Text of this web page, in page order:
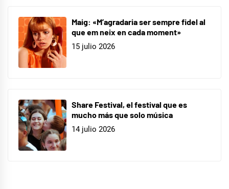
Maig: «M’agradaria ser sempre fidel al
que em neix en cada moment»
15 julio 2026
Share Festival, el festival que es
mucho más que solo música
14 julio 2026